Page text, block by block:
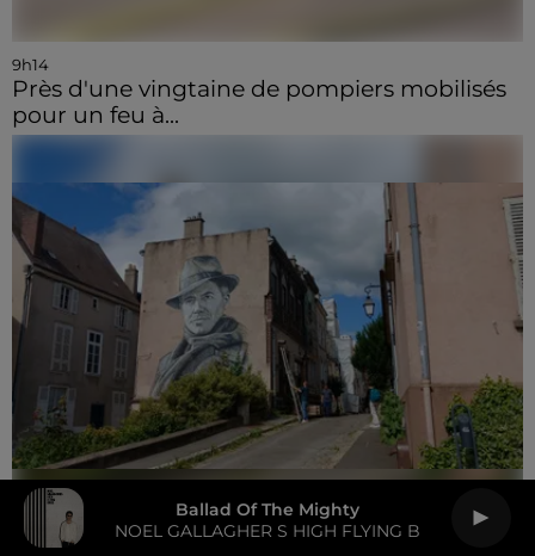
Ballad Of The Mighty
NOEL GALLAGHER S HIGH FLYING B
9h14
Près d'une vingtaine de pompiers mobilisés
pour un feu à...
6 août 2026